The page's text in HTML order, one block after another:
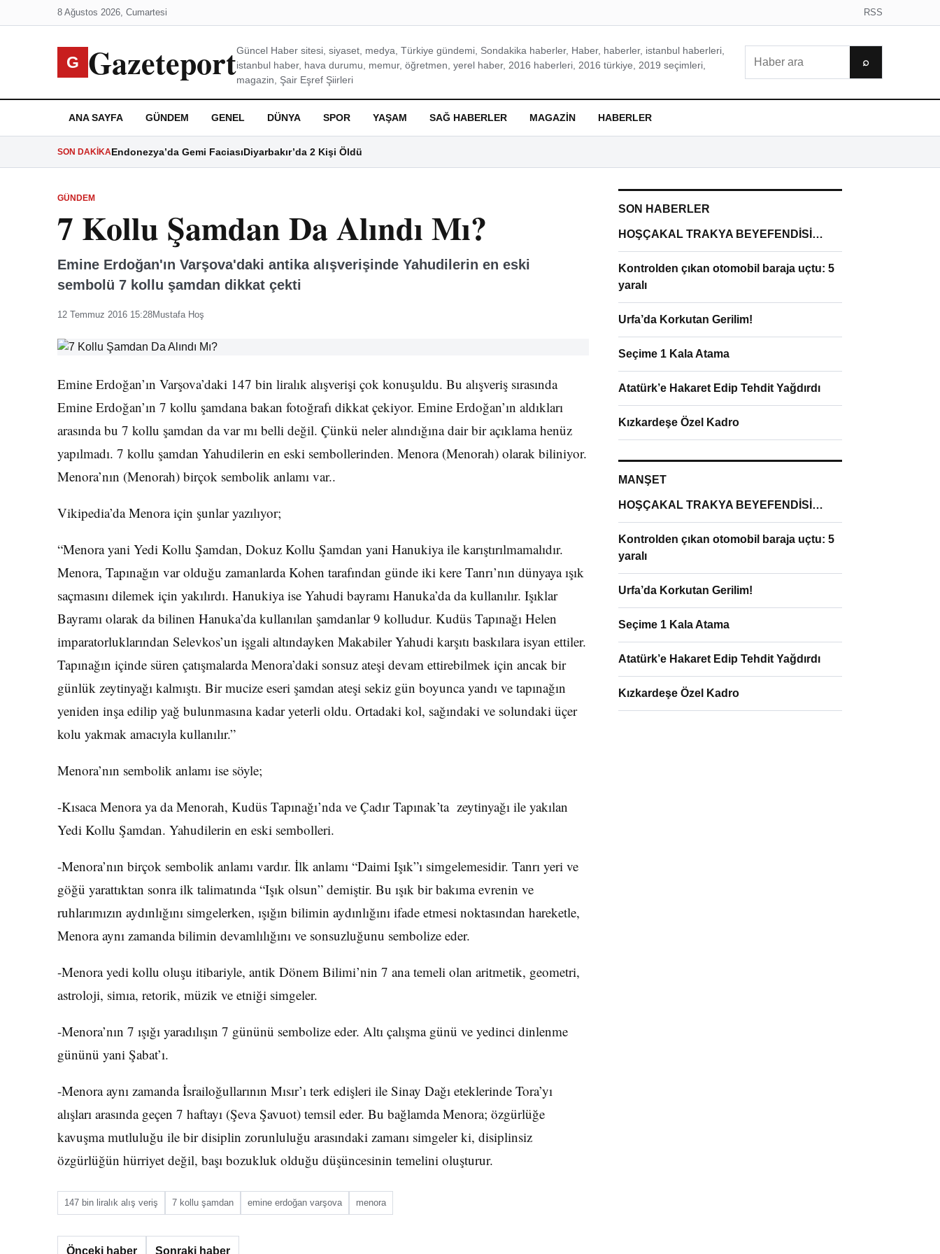
8 Ağustos 2026, Cumartesi RSS
G GazeteportGüncel Haber sitesi, siyaset, medya, Türkiye gündemi, Sondakika haberler, Haber, haberler, istanbul haberleri,
istanbul haber, hava durumu, memur, öğretmen, yerel haber, 2016 haberleri, 2016 türkiye, 2019 seçimleri,
magazin, Şair Eşref Şiirleri
⌕
ANA SAYFA GÜNDEM GENEL DÜNYA SPOR YAŞAM SAĞ HABERLER MAGAZIN HABERLER
SON DAKIKAEndonezya’da Gemi FaciasıDiyarbakır’da 2 Kişi Öldü
GÜNDEM
7 Kollu Şamdan Da Alındı Mı?
Emine Erdoğan'ın Varşova'daki antika alışverişinde Yahudilerin en eski
sembolü 7 kollu şamdan dikkat çekti
12 Temmuz 2016 15:28Mustafa Hoş
Emine Erdoğan’ın Varşova’daki 147 bin liralık alışverişi çok konuşuldu. Bu alışveriş sırasında
Emine Erdoğan’ın 7 kollu şamdana bakan fotoğrafı dikkat çekiyor. Emine Erdoğan’ın aldıkları
arasında bu 7 kollu şamdan da var mı belli değil. Çünkü neler alındığına dair bir açıklama henüz
yapılmadı. 7 kollu şamdan Yahudilerin en eski sembollerinden. Menora (Menorah) olarak biliniyor.
Menora’nın (Menorah) birçok sembolik anlamı var..
Vikipedia’da Menora için şunlar yazılıyor;
“Menora yani Yedi Kollu Şamdan, Dokuz Kollu Şamdan yani Hanukiya ile karıştırılmamalıdır.
Menora, Tapınağın var olduğu zamanlarda Kohen tarafından günde iki kere Tanrı’nın dünyaya ışık
saçmasını dilemek için yakılırdı. Hanukiya ise Yahudi bayramı Hanuka’da da kullanılır. Işıklar
Bayramı olarak da bilinen Hanuka’da kullanılan şamdanlar 9 kolludur. Kudüs Tapınağı Helen
imparatorluklarından Selevkos’un işgali altındayken Makabiler Yahudi karşıtı baskılara isyan ettiler.
Tapınağın içinde süren çatışmalarda Menora’daki sonsuz ateşi devam ettirebilmek için ancak bir
günlük zeytinyağı kalmıştı. Bir mucize eseri şamdan ateşi sekiz gün boyunca yandı ve tapınağın
yeniden inşa edilip yağ bulunmasına kadar yeterli oldu. Ortadaki kol, sağındaki ve solundaki üçer
kolu yakmak amacıyla kullanılır.”
Menora’nın sembolik anlamı ise söyle;
-Kısaca Menora ya da Menorah, Kudüs Tapınağı’nda ve Çadır Tapınak’ta zeytinyağı ile yakılan
Yedi Kollu Şamdan. Yahudilerin en eski sembolleri.
-Menora’nın birçok sembolik anlamı vardır. İlk anlamı “Daimi Işık”ı simgelemesidir. Tanrı yeri ve
göğü yarattıktan sonra ilk talimatında “Işık olsun” demiştir. Bu ışık bir bakıma evrenin ve
ruhlarımızın aydınlığını simgelerken, ışığın bilimin aydınlığını ifade etmesi noktasından hareketle,
Menora aynı zamanda bilimin devamlılığını ve sonsuzluğunu sembolize eder.
-Menora yedi kollu oluşu itibariyle, antik Dönem Bilimi’nin 7 ana temeli olan aritmetik, geometri,
astroloji, simıa, retorik, müzik ve etniği simgeler.
-Menora’nın 7 ışığı yaradılışın 7 gününü sembolize eder. Altı çalışma günü ve yedinci dinlenme
gününü yani Şabat’ı.
-Menora aynı zamanda İsrailoğullarının Mısır’ı terk edişleri ile Sinay Dağı eteklerinde Tora’yı
alışları arasında geçen 7 haftayı (Şeva Şavuot) temsil eder. Bu bağlamda Menora; özgürlüğe
kavuşma mutluluğu ile bir disiplin zorunluluğu arasındaki zamanı simgeler ki, disiplinsiz
özgürlüğün hürriyet değil, başı bozukluk olduğu düşüncesinin temelini oluşturur.
147 bin liralık alış veriş 7 kollu şamdan emine erdoğan varşova menora
Önceki haber Sonraki haber
SON HABERLER
HOŞÇAKAL TRAKYA BEYEFENDİSİ…
Kontrolden çıkan otomobil baraja uçtu: 5
yaralı
Urfa’da Korkutan Gerilim!
Seçime 1 Kala Atama
Atatürk’e Hakaret Edip Tehdit Yağdırdı
Kızkardeşe Özel Kadro
MANŞET
HOŞÇAKAL TRAKYA BEYEFENDİSİ…
Kontrolden çıkan otomobil baraja uçtu: 5
yaralı
Urfa’da Korkutan Gerilim!
Seçime 1 Kala Atama
Atatürk’e Hakaret Edip Tehdit Yağdırdı
Kızkardeşe Özel Kadro